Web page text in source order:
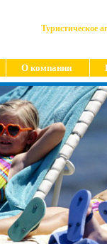
Туристическое
О компании